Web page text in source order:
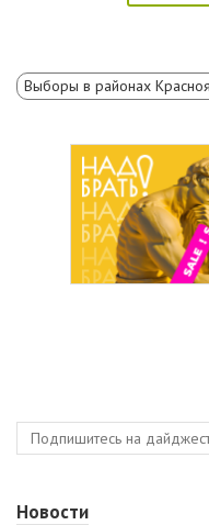
Выборы в районах
Новости